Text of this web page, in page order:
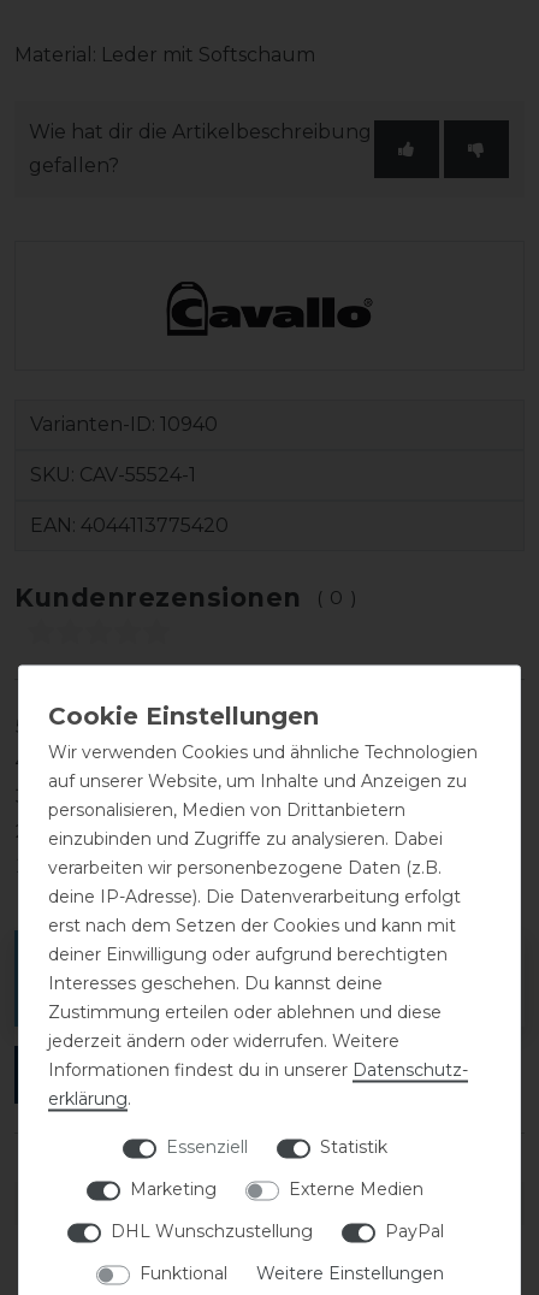
Material: Leder mit Softschaum
Wie hat dir die Artikelbeschreibung
gefallen?
Varianten-ID: 10940
SKU: CAV-55524-1
EAN: 4044113775420
Kundenrezensionen (0)
5
0
4
0
3
2
0
1
0
Melde dich an, um eine Kundenrezension zu
verfassen.
ANMELDEN
DETAILS ZUR PRODUKTSICHERHEIT
Wir verwenden Cookies und ähnliche Technologien
auf unserer Website, um Inhalte und Anzeigen zu
personalisieren, Medien von Drittanbietern
einzubinden und Zugriffe zu analysieren. Dabei
verarbeiten wir personenbezogene Daten (z.B.
deine IP-Adresse). Die Datenverarbeitung erfolgt
erst nach dem Setzen der Cookies und kann mit
deiner Einwilligung oder aufgrund berechtigten
Interesses geschehen. Du kannst deine
Zustimmung erteilen oder ablehnen und diese
jederzeit ändern oder widerrufen. Weitere
Informationen findest du in unserer Daten­schutz­
erklärung.
Essenziell
Statistik
Marketing
Externe Medien
DHL Wunschzustellung
PayPal
Funktional
Weitere Einstellungen